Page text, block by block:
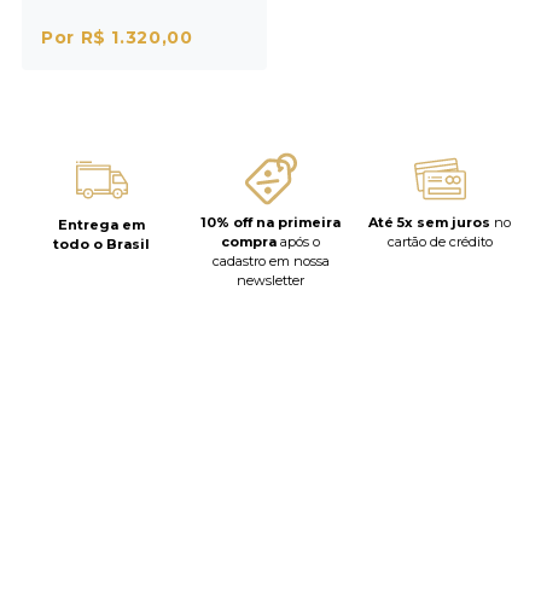
Por R$ 1.320,00
Entrega em
todo o Brasil
10% off na primeira
compra após o
cadastro em nossa
newsletter
Até 5x sem juros no
cartão de crédito